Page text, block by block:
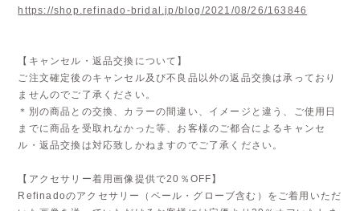
https://shop.refinado-bridal.jp/blog/2021/08/26/163846
【キャンセル・返品交換について】
ご注文確定後のキャンセル及び不良品以外の返品交換は承っており
ませんのでご了承ください。
＊別の商品との交換、カラーの間違い、イメージと違う、ご使用日
までに商品を受取れなかった等、お客様のご都合によるキャンセ
ル・返品交換は対応致しかねますのでご了承ください。
【アクセサリー着用画像提供で20％OFF】
Refinadoのアクセサリー（ベール・グローブ含む）をご着用いただ